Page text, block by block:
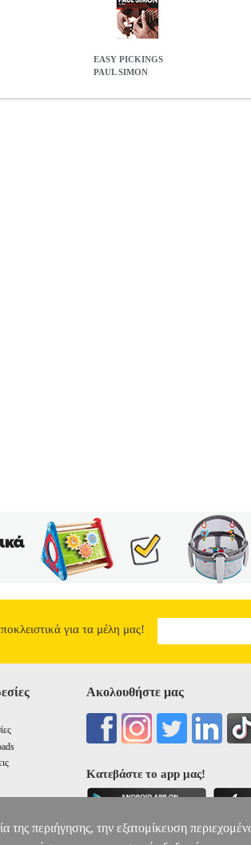
EASY PICKINGS
PAUL SIMON
για τα μέλη μας!
Ακολουθήστε μας
Κατεβάστε το app μας!
της περιήγησης, την εξατομίκευση